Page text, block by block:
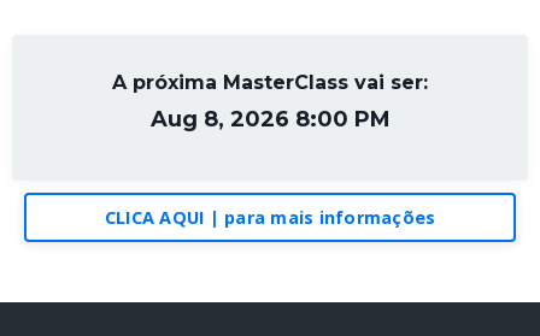
A próxima MasterClass vai ser:
Aug 8, 2026 8:00 PM
CLICA AQUI | para mais informações